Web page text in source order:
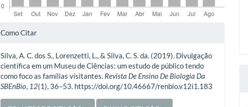
Detalhes
artigo
Como Citar
Silva, A. C. dos S., Lorenzetti, L., & Silva, C. S. da. (2019). Divulgação
científica em um Museu de Ciências: um estudo de público tendo
como foco as famílias visitantes. Revista De Ensino De Biologia Da
SBEnBio, 12(1), 36–53. https://doi.org/10.46667/renbio.v12i1.183